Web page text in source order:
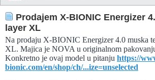
Prodajem X-BIONIC Energizer
layer XL
Na prodaju X-BIONIC Energizer 4.0 muska
XL. Majica je NOVA u originalnom
Konkretno je ovaj model u pitanju https://
bionic.com/en/shop/ch/...ize=unselected